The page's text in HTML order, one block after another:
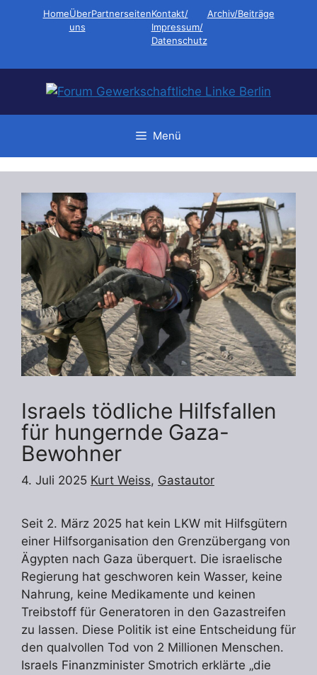
HomeÜber
uns
PartnerseitenKontakt/
Impressum/
Datenschutz
Archiv/Beiträge
Menü
Israels tödliche Hilfsfallen
für hungernde Gaza-
Bewohner
4. Juli 2025 Kurt Weiss, Gastautor
Seit 2. März 2025 hat kein LKW mit Hilfsgütern
einer Hilfsorganisation den Grenzübergang von
Ägypten nach Gaza überquert. Die israelische
Regierung hat geschworen kein Wasser, keine
Nahrung, keine Medikamente und keinen
Treibstoff für Generatoren in den Gazastreifen
zu lassen. Diese Politik ist eine Entscheidung für
den qualvollen Tod von 2 Millionen Menschen.
Israels Finanzminister Smotrich erklärte „die